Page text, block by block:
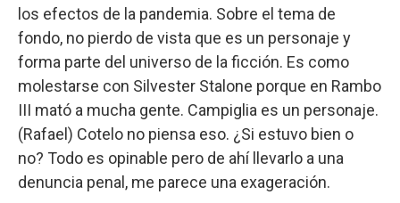
los efectos de la pandemia. Sobre el tema de
fondo, no pierdo de vista que es un personaje y
forma parte del universo de la ficción. Es como
molestarse con Silvester Stalone porque en Rambo
III mató a mucha gente. Campiglia es un personaje.
(Rafael) Cotelo no piensa eso. ¿Si estuvo bien o
no? Todo es opinable pero de ahí llevarlo a una
denuncia penal, me parece una exageración.